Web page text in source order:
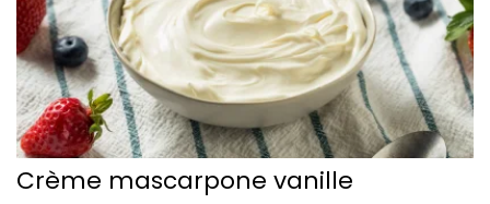
Crème mascarpone vanille